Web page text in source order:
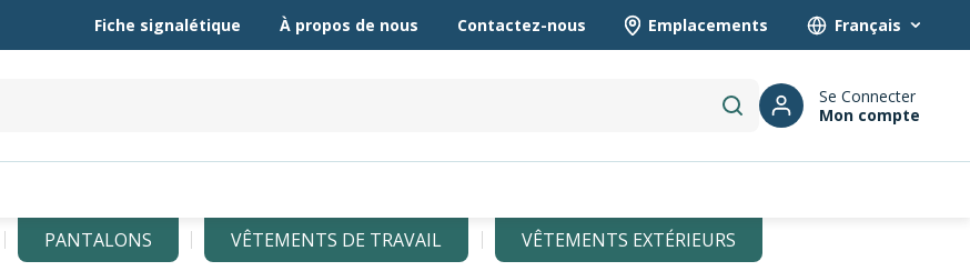
Fiche signalétique À propos de nous Contactez-nous Emplacements Language
submit search
Se Connecter
Mon compte
PANTALONS VÊTEMENTS DE TRAVAIL VÊTEMENTS EXTÉRIEURS